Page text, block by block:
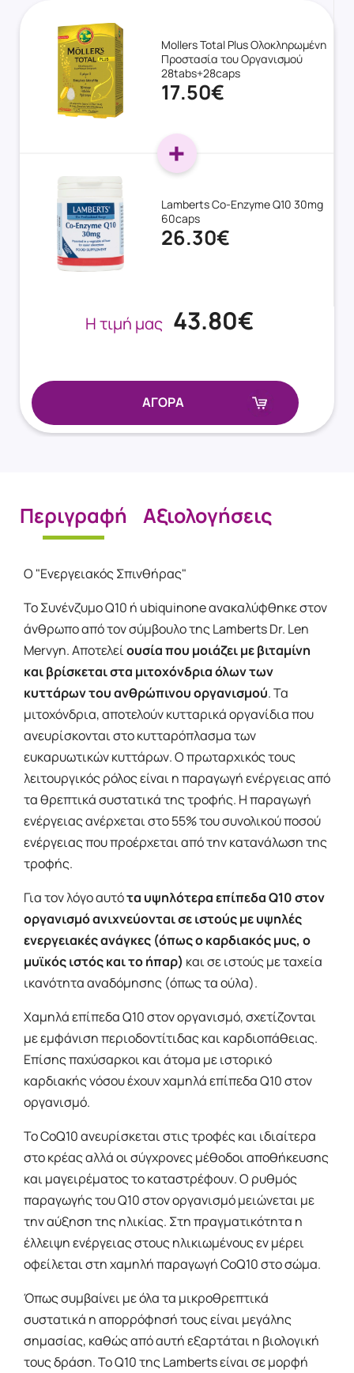
Mollers Total Plus Oλοκληρωμένη
Προστασία του Οργανισμού
28tabs+28caps
17.50€
Lamberts Co-Enzyme Q10 30mg
60caps
26.30€
Η τιμή μας 43.80€
ΑΓΟΡΑ
Περιγραφή Αξιολογήσεις
Ο "Ενεργειακός Σπινθήρας"
Το Συνένζυμο Q10 ή ubiquinone ανακαλύφθηκε στον
άνθρωπο από τον σύμβουλο της Lamberts Dr. Len
Mervyn. Αποτελείουσία που μοιάζει με βιταμίνη
και βρίσκεται στα μιτοχόνδρια όλων των
κυττάρων του ανθρώπινου οργανισμού. Τα
μιτοχόνδρια, αποτελούν κυτταρικά οργανίδια που
ανευρίσκονται στο κυτταρόπλασμα των
ευκαρυωτικών κυττάρων. Ο πρωταρχικός τους
λειτουργικός ρόλος είναι η παραγωγή ενέργειας από
τα θρεπτικά συστατικά της τροφής. Η παραγωγή
ενέργειας ανέρχεται στο 55% του συνολικού ποσού
ενέργειας που προέρχεται από την κατανάλωση της
τροφής.
Για τον λόγο αυτότα υψηλότερα επίπεδα Q10 στον
οργανισμό ανιχνεύονται σε ιστούς με υψηλές
ενεργειακές ανάγκες (όπως ο καρδιακός μυς, ο
μυϊκός ιστός και το ήπαρ) και σε ιστούς με ταχεία
ικανότητα αναδόμησης (όπως τα ούλα).
Χαμηλά επίπεδα Q10 στον οργανισμό, σχετίζονται
με εμφάνιση περιοδοντίτιδας και καρδιοπάθειας.
Επίσης παχύσαρκοι και άτομα με ιστορικό
καρδιακής νόσου έχουν χαμηλά επίπεδα Q10 στον
οργανισμό.
Το CoQ10 ανευρίσκεται στις τροφές και ιδιαίτερα
στο κρέας αλλά οι σύγχρονες μέθοδοι αποθήκευσης
και μαγειρέματος το καταστρέφουν. Ο ρυθμός
παραγωγής του Q10 στον οργανισμό μειώνεται με
την αύξηση της ηλικίας. Στη πραγματικότητα η
έλλειψη ενέργειας στους ηλικιωμένους εν μέρει
οφείλεται στη χαμηλή παραγωγή CoQ10 στο σώμα.
Όπως συμβαίνει με όλα τα μικροθρεπτικά
συστατικά η απορρόφησή τους είναι μεγάλης
σημασίας, καθώς από αυτή εξαρτάται η βιολογική
τους δράση. Το Q10 της Lamberts είναι σε μορφή